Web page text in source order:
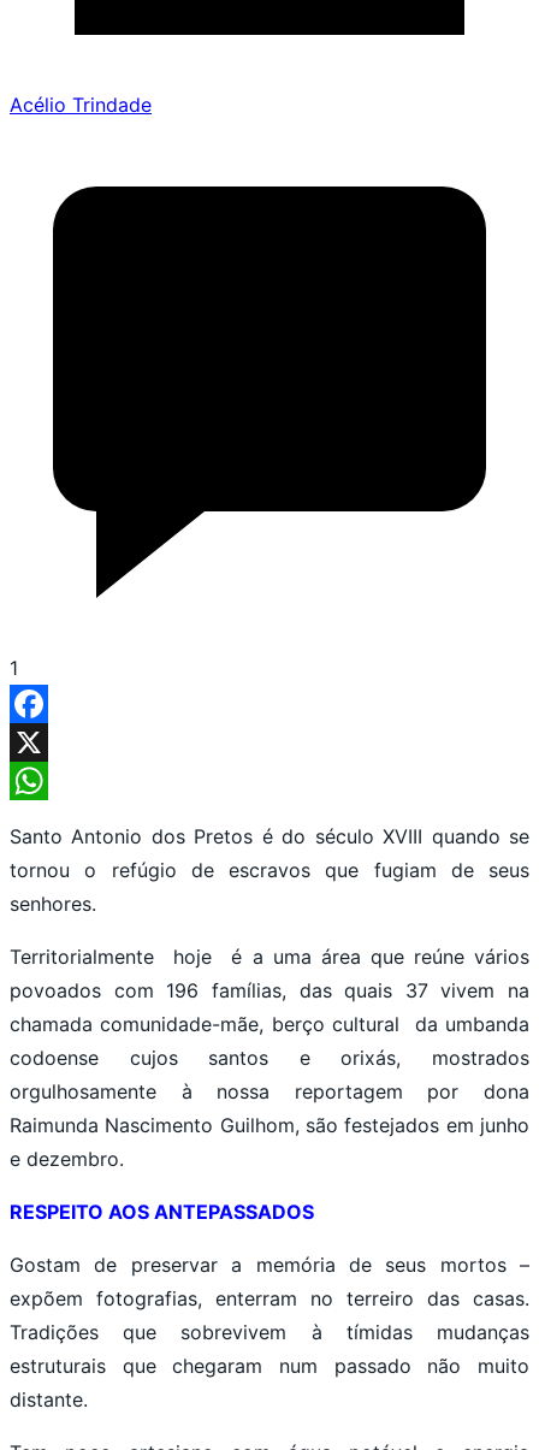
Acélio Trindade
1
Facebook
X
Santo Antonio dos Pretos é do século XVIII quando se
tornou o refúgio de escravos que fugiam de seus
senhores.
Territorialmente hoje é a uma área que reúne vários
povoados com 196 famílias, das quais 37 vivem na
chamada comunidade-mãe, berço cultural da umbanda
codoense cujos santos e orixás, mostrados
orgulhosamente à nossa reportagem por dona
Raimunda Nascimento Guilhom, são festejados em junho
e dezembro.
RESPEITO AOS ANTEPASSADOS
Gostam de preservar a memória de seus mortos –
expõem fotografias, enterram no terreiro das casas.
Tradições que sobrevivem à tímidas mudanças
estruturais que chegaram num passado não muito
distante.